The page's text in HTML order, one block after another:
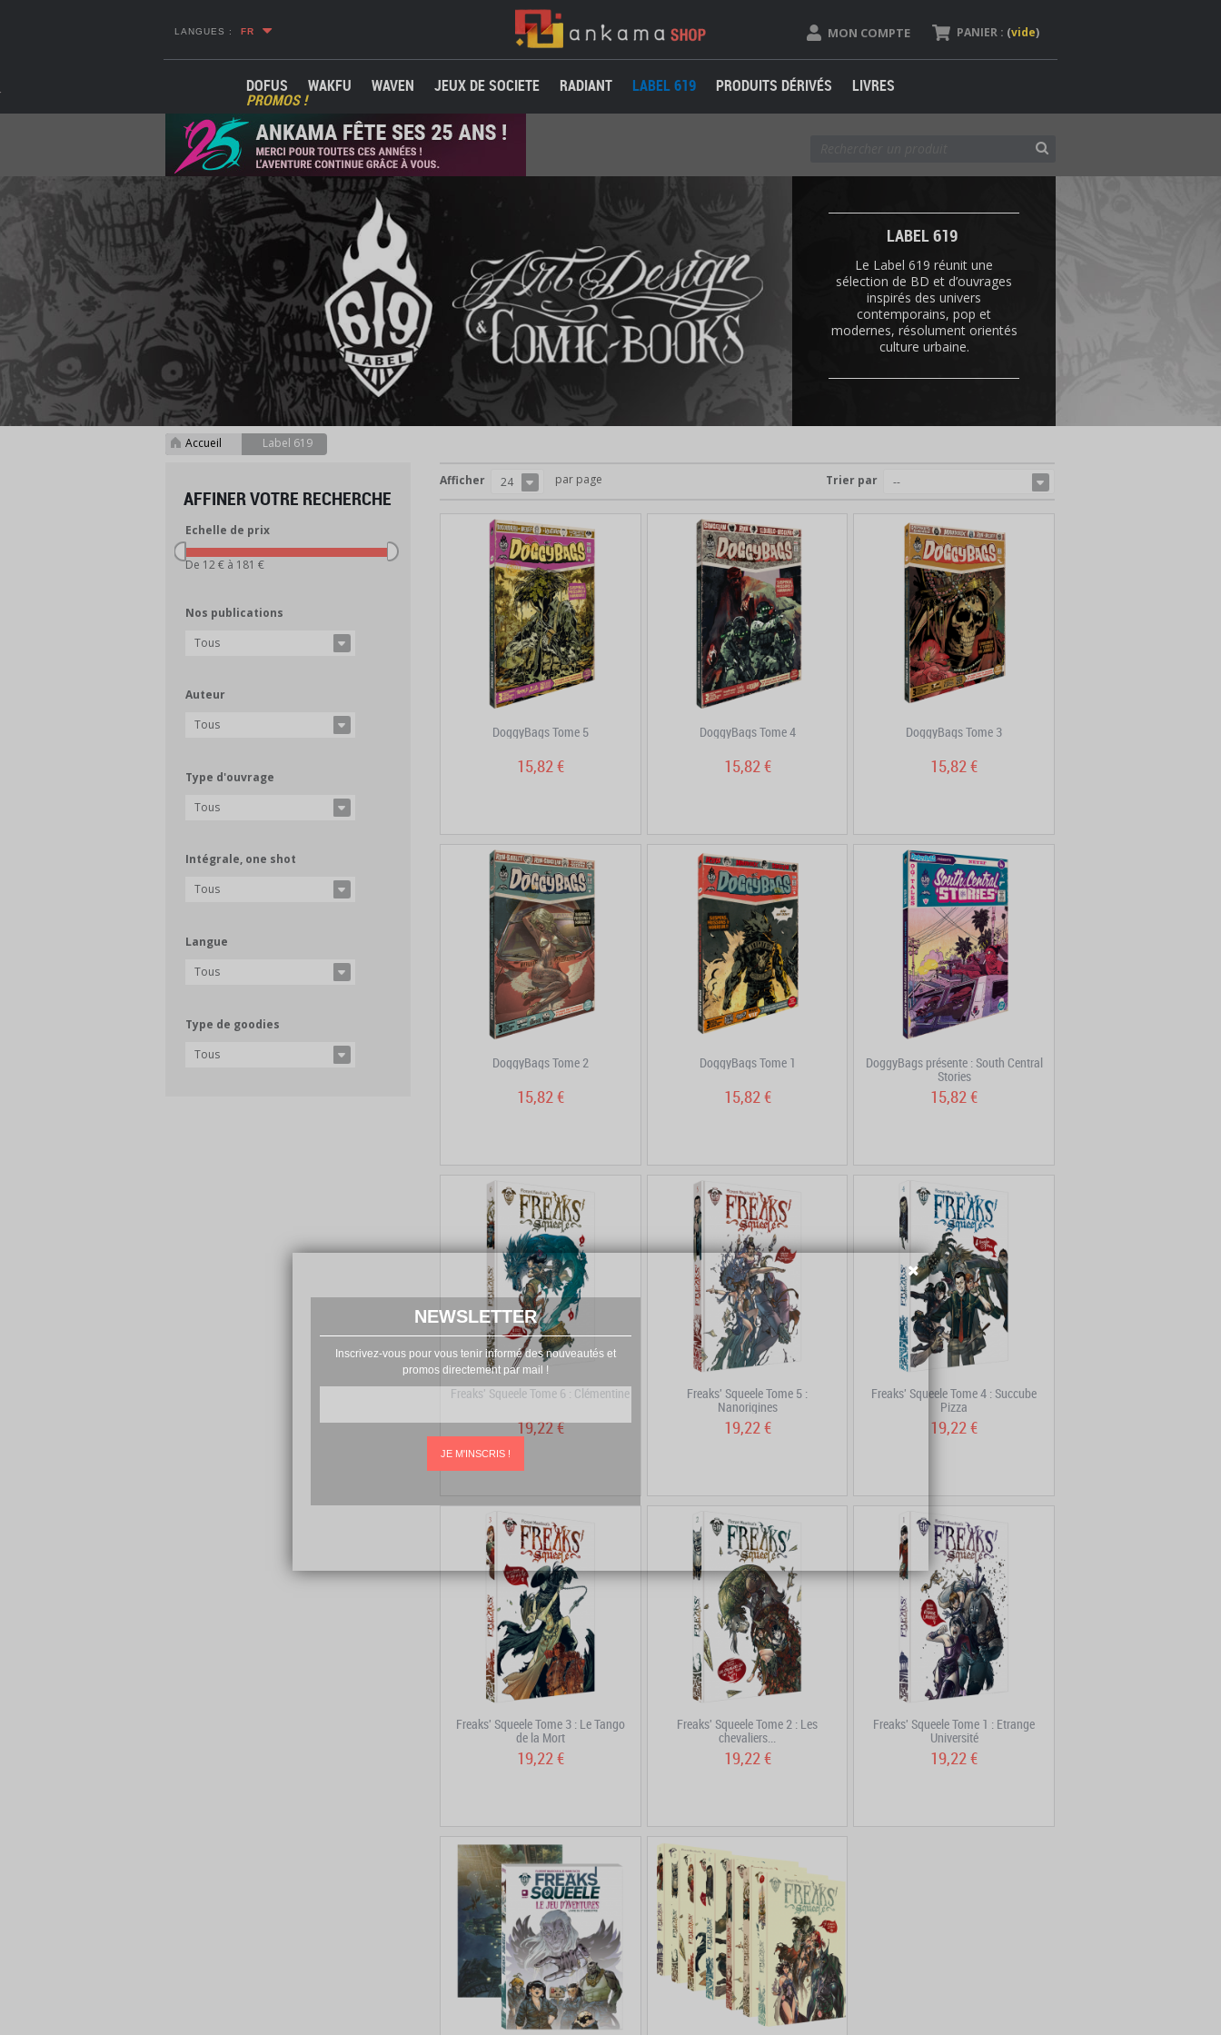
NEWSLETTER
Inscrivez-vous pour vous tenir informé des nouveautés et
promos directement par mail !
JE M'INSCRIS !
LANGUES : FR PANIER : (vide)
MON COMPTE
DOFUS WAKFU WAVEN JEUX DE SOCIETE RADIANT LABEL 619 PRODUITS DÉRIVÉS LIVRES
PROMOS !
LABEL 619
Le Label 619 réunit une
sélection de BD et d’ouvrages
inspirés des univers
contemporains, pop et
modernes, résolument orientés
culture urbaine.
Accueil Label 619
AFFINER VOTRE RECHERCHE
Echelle de prix
De 12 € à 181 €
Nos publications
Tous
Auteur
Tous
Type d'ouvrage
Tous
Intégrale, one shot
Tous
Langue
Tous
Type de goodies
Tous
Trier par --
Afficher 24 par page
DoggyBags Tome 5
15,82 €
DoggyBags Tome 4
15,82 €
DoggyBags Tome 3
15,82 €
DoggyBags Tome 2
15,82 €
DoggyBags Tome 1
15,82 €
DoggyBags présente : South Central
Stories
15,82 €
Freaks' Squeele Tome 6 : Clémentine
19,22 €
Freaks' Squeele Tome 5 :
Nanorigines
19,22 €
Freaks' Squeele Tome 4 : Succube
Pizza
19,22 €
Freaks' Squeele Tome 3 : Le Tango
de la Mort
19,22 €
Freaks' Squeele Tome 2 : Les
chevaliers...
19,22 €
Freaks' Squeele Tome 1 : Etrange
Université
19,22 €